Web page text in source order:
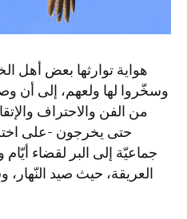
هواية توارثها بعض أهل
وسخّروا لها ولعهم، إلى أن
من الفن والاحتراف
حتى يخرجون -على
جماعيّة إلى البر لقضاء
العريقة، حيث صيد النّهار،